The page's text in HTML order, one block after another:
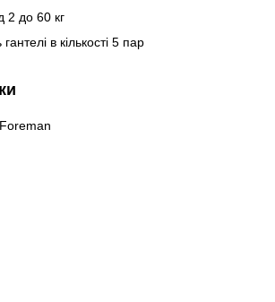
2 до 60 кг
в кількості 5 пар
Foreman